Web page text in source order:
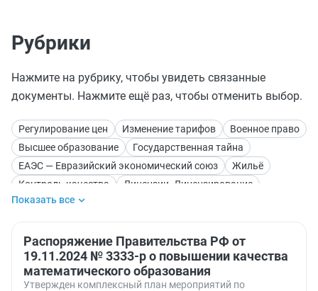
Рубрики
Нажмите на рубрику, чтобы увидеть связанные
документы. Нажмите ещё раз, чтобы отменить выбор.
Регулирование цен Изменение тарифов
Военное право
Высшее образование
Государственная тайна
ЕАЭС — Евразийский экономический союз
Жильё
Контроль качества
Лицензии. Лицензирование
Нормативы потерь
Показать все
Распоряжение Правительства РФ от
19.11.2024 № 3333-р о повышении качества
математического образования
Утвержден комплексный план мероприятий по